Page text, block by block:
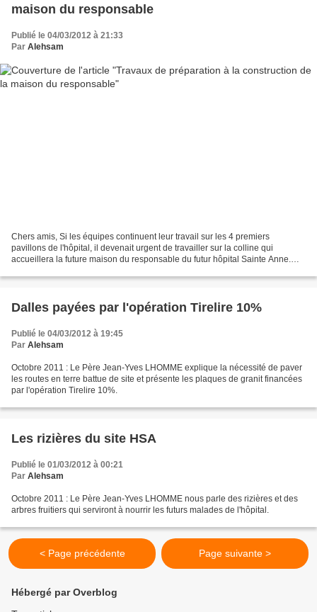
maison du responsable
Publié le 04/03/2012 à 21:33
Par Alehsam
Chers amis, Si les équipes continuent leur travail sur les 4 premiers
pavillons de l'hôpital, il devenait urgent de travailler sur la colline qui
accueillera la future maison du responsable du futur hôpital Sainte Anne.
Dalles payées par l'opération Tirelire 10%
Publié le 04/03/2012 à 19:45
Par Alehsam
Octobre 2011 : Le Père Jean-Yves LHOMME explique la nécessité de paver
les routes en terre battue de site et présente les plaques de granit financées
par l'opération Tirelire 10%.
Les rizières du site HSA
Publié le 01/03/2012 à 00:21
Par Alehsam
Octobre 2011 : Le Père Jean-Yves LHOMME nous parle des rizières et des
arbres fruitiers qui serviront à nourrir les futurs malades de l'hôpital.
< Page précédente Page suivante >
Hébergé par Overblog